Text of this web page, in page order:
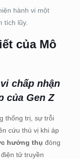
hành vi một
tích lũy.
của Mô
chấp nhận
của Gen Z
thống trị, sự trỗi
cứu thú vị khi áp
hưởng thụ đóng
tử truyền